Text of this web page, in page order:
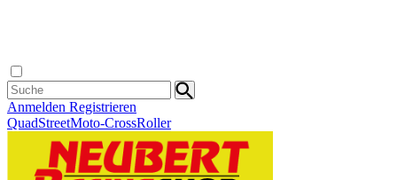
Anmelden Registrieren
QuadStreetMoto-CrossRoller